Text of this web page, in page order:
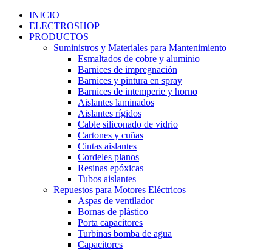
INICIO
ELECTROSHOP
PRODUCTOS
Suministros y Materiales para Mantenimiento
Esmaltados de cobre y aluminio
Barnices de impregnación
Barnices y pintura en spray
Barnices de intemperie y horno
Aislantes laminados
Aislantes rígidos
Cable siliconado de vidrio
Cartones y cuñas
Cintas aislantes
Cordeles planos
Resinas epóxicas
Tubos aislantes
Repuestos para Motores Eléctricos
Aspas de ventilador
Bornas de plástico
Porta capacitores
Turbinas bomba de agua
Capacitores